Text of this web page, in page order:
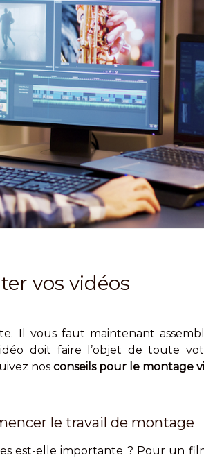
vos vidéos
Il vous faut maintenant
doit faire l’objet de toute
nos conseils pour le montage
le travail de montage
est-elle importante ? Pour un